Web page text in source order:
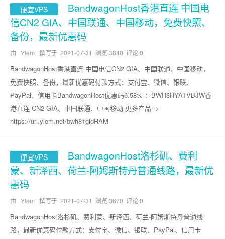
便宜VPS
BandwagonHost香港直连 中国电
信CN2 GIA、中国联通、中国移动，免费快照、
备份，最新优惠码
由 YIem 撰写于 2021-07-31 浏览:3840 评论:0
BandwagonHost香港直连 中国电信CN2 GIA、中国联通、中国移动，
免费快照、备份，最新优惠码付款方式：支付宝、微信、银联、
PayPal、信用卡BandwagonHost优惠码6.58% ：BWH3HYATVBJW香
港直连 CN2 GIA、中国联通、中国移动 更多产品-->
https://url.yiem.net/bwh81gidRAM
便宜VPS
BandwagonHost洛杉矶、费利
蒙、新泽西、荷兰-阿姆斯特丹普通线路，最新优
惠码
由 YIem 撰写于 2021-07-31 浏览:3670 评论:0
BandwagonHost洛杉矶、费利蒙、新泽西、荷兰-阿姆斯特丹普通线
路，最新优惠码付款方式：支付宝、微信、银联、PayPal、信用卡